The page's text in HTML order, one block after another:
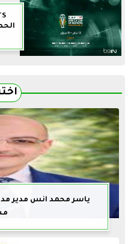
ياسر محمد انس مدير